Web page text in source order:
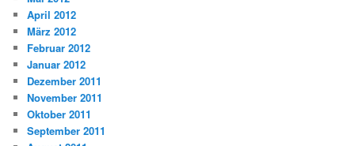
April 2012
März 2012
Februar 2012
Januar 2012
Dezember 2011
November 2011
Oktober 2011
September 2011